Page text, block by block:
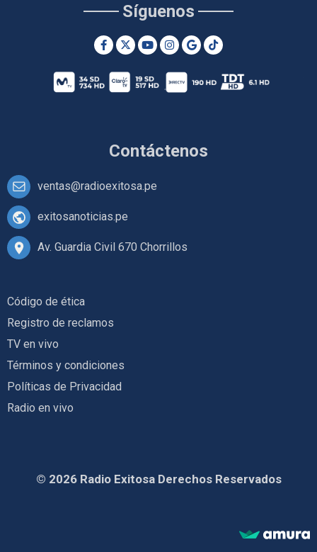
Contáctenos
ventas@radioexitosa.pe
exitosanoticias.pe
Av. Guardia Civil 670 Chorrillos
Síguenos
Código de ética
Registro de reclamos
TV en vivo
Términos y condiciones
Políticas de Privacidad
Radio en vivo
© 2026 Radio Exitosa Derechos Reservados